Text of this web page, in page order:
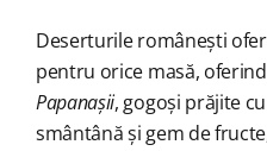
Deserturile românești
pentru orice masă,
Papanașii, gogoși prăjite
smântână și gem de